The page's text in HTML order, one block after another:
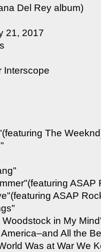
Del Rey album)
21, 2017
Interscope
The
ASAP
ASAP
in My
All the
Was at War We